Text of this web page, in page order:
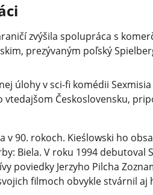
zvýšila spolupráca s
prezývaným poľský
úlohy v sci-fi komédii
vtedajšom Československu,
90. rokoch. Kieślowski ho
Biela. V roku 1994 debutoval
poviedky Jerzyho Pilcha
filmoch obvykle stvárnil aj